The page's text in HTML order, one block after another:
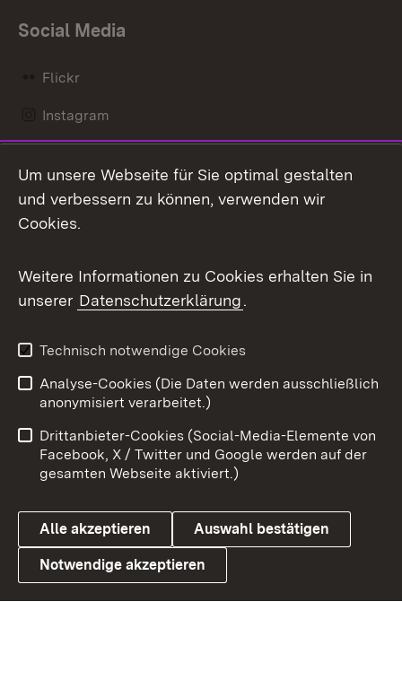
Social Media
Flickr
Instagram
Mastodon
Messenger
Social Wall
X / Twitter
Youtube
Link zum Landesportal
Benutzungshinweise
Barrierefreiheit
Datenschutz
Cookies
Um unsere Webseite für Sie optimal gestalten
und verbessern zu können, verwenden wir
Cookies.
Weitere Informationen zu Cookies erhalten Sie in
unserer Datenschutzerklärung.
Technisch notwendige Cookies
Analyse-Cookies (Die Daten werden ausschließlich
anonymisiert verarbeitet.)
Drittanbieter-Cookies (Social-Media-Elemente von
Facebook, X / Twitter und Google werden auf der
gesamten Webseite aktiviert.)
Alle akzeptieren Auswahl bestätigen
Notwendige akzeptieren